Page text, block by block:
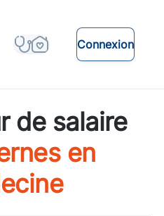
Connexion
de salaire
en